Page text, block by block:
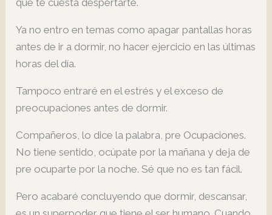
que te cuesta despertarte.
Ya no entro en temas como apagar pantallas horas
antes de ir a dormir, no hacer ejercicio en las últimas
horas del día.
Tampoco entraré en el estrés y el exceso de
preocupaciones antes de dormir.
Compañeros, lo dice la palabra, pre Ocupaciones.
No tiene sentido, ocúpate por la mañana y deja de
pre ocuparte por la noche. Sé que no es tan fácil.
Pero acabaré concluyendo que dormir, descansar,